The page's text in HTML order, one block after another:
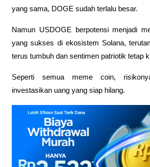
yang sama, DOGE sudah terlalu besar.
Namun USDOGE berpotensi menjadi
yang sukses di ekosistem Solana,
terus tumbuh dan sentimen patriotik tetap
Seperti semua meme coin,
investasikan uang yang siap hilang.